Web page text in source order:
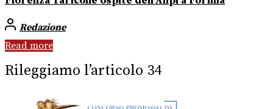
Redazione
Read more
Rileggiamo l’articolo 34